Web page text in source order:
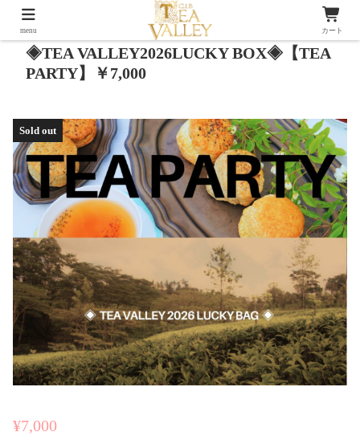
◈TEA VALLEY2026LUCKY BOX◈【TEA
PARTY】￥7,000
Sold out
¥7,000
menu カート